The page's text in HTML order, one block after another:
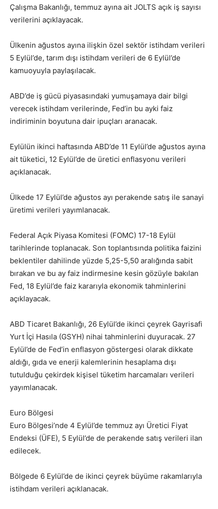
Çalışma Bakanlığı, temmuz ayına ait JOLTS açık iş sayısı
verilerini açıklayacak.
Ülkenin ağustos ayına ilişkin özel sektör istihdam verileri
5 Eylül’de, tarım dışı istihdam verileri de 6 Eylül’de
kamuoyuyla paylaşılacak.
ABD’de iş gücü piyasasındaki yumuşamaya dair bilgi
verecek istihdam verilerinde, Fed’in bu ayki faiz
indiriminin boyutuna dair ipuçları aranacak.
Eylülün ikinci haftasında ABD’de 11 Eylül’de ağustos ayına
ait tüketici, 12 Eylül’de de üretici enflasyonu verileri
açıklanacak.
Ülkede 17 Eylül’de ağustos ayı perakende satış ile sanayi
üretimi verileri yayımlanacak.
Federal Açık Piyasa Komitesi (FOMC) 17-18 Eylül
tarihlerinde toplanacak. Son toplantısında politika faizini
beklentiler dahilinde yüzde 5,25-5,50 aralığında sabit
bırakan ve bu ay faiz indirmesine kesin gözüyle bakılan
Fed, 18 Eylül’de faiz kararıyla ekonomik tahminlerini
açıklayacak.
ABD Ticaret Bakanlığı, 26 Eylül’de ikinci çeyrek Gayrisafi
Yurt İçi Hasıla (GSYH) nihai tahminlerini duyuracak. 27
Eylül’de de Fed’in enflasyon göstergesi olarak dikkate
aldığı, gıda ve enerji kalemlerinin hesaplama dışı
tutulduğu çekirdek kişisel tüketim harcamaları verileri
yayımlanacak.
Euro Bölgesi
Euro Bölgesi’nde 4 Eylül’de temmuz ayı Üretici Fiyat
Endeksi (ÜFE), 5 Eylül’de de perakende satış verileri ilan
edilecek.
Bölgede 6 Eylül’de de ikinci çeyrek büyüme rakamlarıyla
istihdam verileri açıklanacak.